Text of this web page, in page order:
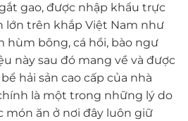
gao, được nhập khẩu trực
lớn trên khắp Việt Nam như
hùm bông, cá hồi, bào ngư
này sau đó mang về và được
hải sản cao cấp của nhà
là một trong những lý do
món ăn ở nơi đây luôn giữ